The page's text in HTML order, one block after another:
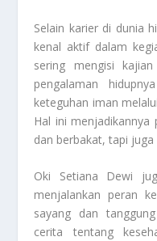
Selain karier di dunia
kenal aktif dalam
sering mengisi
pengalaman
keteguhan iman
Hal ini
dan berbakat, tapi juga
Oki Setiana Dewi
menjalankan peran
sayang dan
cerita tentang